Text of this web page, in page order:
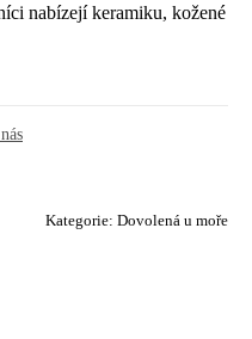
nabízejí keramiku, kožené
Kategorie: Dovolená u moře